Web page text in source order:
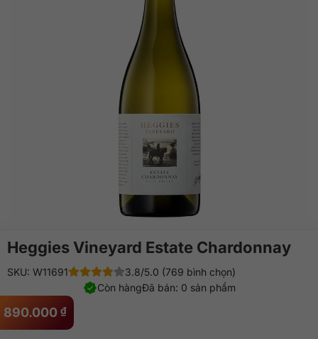
Heggies Vineyard Estate Chardonnay
890.000 ₫
SKU: W11691
3.8/5.0 (769 bình chọn)
Đã bán: 0 sản phẩm
Còn hàng